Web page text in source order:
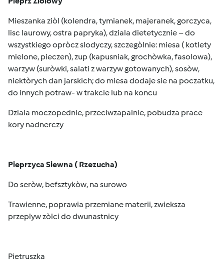
Mieszanka ziòl (kolendra, tymianek, majeranek, gorczyca,
lisc laurowy, ostra papryka), dziala dietetycznie – do
wszystkiego opròcz slodyczy, szczegòlnie: miesa ( kotlety
mielone, pieczen), zup (kapusniak, grochòwka, fasolowa),
warzyw (suròwki, salati z warzyw gotowanych), sosòw,
niektòrych dan jarskich; do miesa dodaje sie na poczatku,
do innych potraw- w trakcie lub na koncu
Dziala moczopednie, przeciwzapalnie, pobudza prace
kory nadnerczy
Pieprzyca Siewna ( Rzezucha)
Do seròw, befsztykòw, na surowo
Trawienne, poprawia przemiane materii, zwieksza
przeplyw zòlci do dwunastnicy
Pietruszka